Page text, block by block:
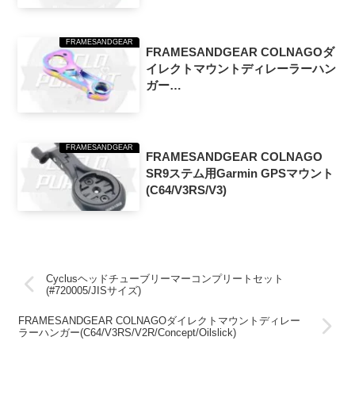
FRAMESANDGEAR
FRAMESANDGEAR COLNAGOダ
イレクトマウントディレーラーハン
ガー
FRAMESANDGEAR
FRAMESANDGEAR COLNAGO
SR9ステム用Garmin GPSマウント
(C64/V3RS/V3)
Cyclusヘッドチューブリーマーコンプリートセット
(#720005/JISサイズ)
FRAMESANDGEAR COLNAGOダイレクトマウントディレー
ラーハンガー(C64/V3RS/V2R/Concept/Oilslick)